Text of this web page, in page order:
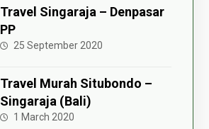
Travel Singaraja – Denpasar
PP
25 September 2020
Travel Murah Situbondo –
Singaraja (Bali)
1 March 2020